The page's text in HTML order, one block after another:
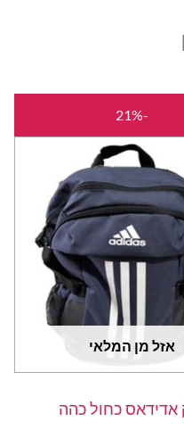
-21%
אזל מן המלאי
אדידאס כחול כהה
המקורי
היה:
₪240.00.
הוא: